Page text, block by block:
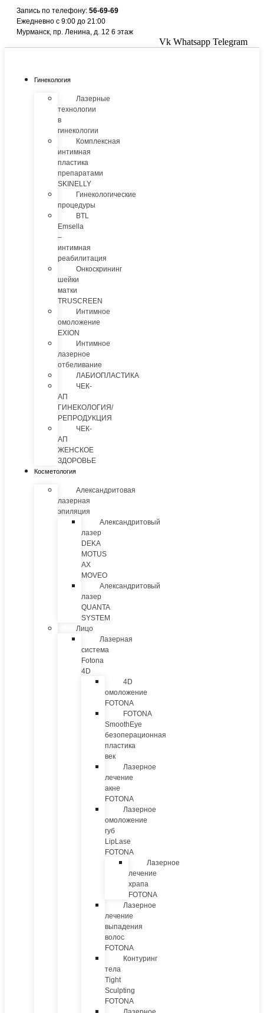
Перейти
содержимому
Запись по телефону: 56-69-69
Ежедневно с 9:00 до 21:00
Мурманск, пр. Ленина, д. 12 6 этаж
Vk Whatsapp Telegram
Гинекология
Лазерные
технологии
в
гинекологии
Комплексная
интимная
пластика
препаратами
SKINELLY
Гинекологические
процедуры
BTL
Emsella
–
интимная
реабилитация
Онкоскрининг
шейки
матки
TRUSCREEN
Интимное
омоложение
EXION
Интимное
лазерное
отбеливание
ЛАБИОПЛАСТИКА
ЧЕК-
АП
ГИНЕКОЛОГИЯ/
РЕПРОДУКЦИЯ
ЧЕК-
АП
ЖЕНСКОЕ
ЗДОРОВЬЕ
Косметология
Александритовая
лазерная
эпиляция
Александритовый
лазер
DEKA
MOTUS
AX
MOVEO
Александритовый
лазер
QUANTA
SYSTEM
Лицо
Лазерная
система
Fotona
4D
4D
омоложение
FOTONA
FOTONA
SmoothEye
безоперационная
пластика
век
Лазерное
лечение
акне
FOTONA
Лазерное
омоложение
губ
LipLase
FOTONA
Лазерное
лечение
храпа
FOTONA
Лазерное
лечение
выпадения
волос
FOTONA
Контуринг
тела
Tight
Sculpting
FOTONA